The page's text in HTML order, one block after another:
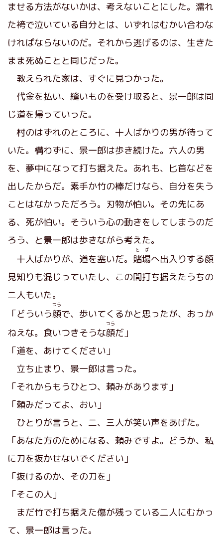
ませる方法がないかは、考えないことにした。濡れ
た袴で泣いている自分とは、いずれはむかい合わな
ければならないのだ。それから逃げるのは、生きた
まま死ぬことと同じだった。
教えられた家は、すぐに見つかった。
代金を払い、縫いものを受け取ると、景一郎は同
じ道を帰っていった。
村のはずれのところに、十人ばかりの男が待って
いた。構わずに、景一郎は歩き続けた。六人の男
を、夢中になって打ち据えた。あれも、匕首などを
出したからだ。素手か竹の棒だけなら、自分を失う
ことはなかっただろう。刃物が怕い。その先にあ
る、死が怕い。そういう心の動きをしてしまうのだ
ろう、と景一郎は歩きながら考えた。
十人ばかりが、道を塞いだ。 賭場
とば
へ出入りする顔
見知りも混じっていたし、この間打ち据えたうちの
二人もいた。
「どういう顔
つら
で、歩いてくるかと思ったが、おっか
ねえな。食いつきそうな顔
つら
だ」
「道を、あけてください」
立ち止まり、景一郎は言った。
「それからもうひとつ、頼みがあります」
「頼みだってよ、おい」
ひとりが言うと、二、三人が笑い声をあげた。
「あなた方のためになる、頼みですよ。どうか、私
に刀を抜かせないでください」
「抜けるのか、その刀を」
「そこの人」
まだ竹で打ち据えた傷が残っている二人にむかっ
て、景一郎は言った。